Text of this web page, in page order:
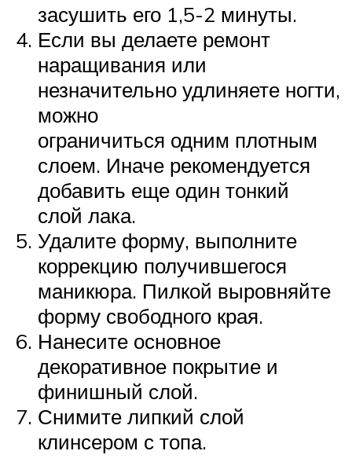
засушить его 1,5-2 минуты.
Если вы делаете ремонт
наращивания или
незначительно удлиняете ногти,
можно
ограничиться одним плотным
слоем. Иначе рекомендуется
добавить еще один тонкий
слой лака.
Удалите форму, выполните
коррекцию получившегося
маникюра. Пилкой выровняйте
форму свободного края.
Нанесите основное
декоративное покрытие и
финишный слой.
Снимите липкий слой
клинсером с топа.